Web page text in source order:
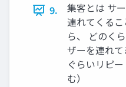
9.
集客とは サ
連れてくる
ら、 どのく
ザーを連れ
ぐらいリピ
む）